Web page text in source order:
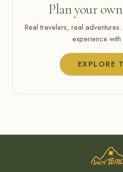
Plan your
Real travelers, real
experience
EXPLORE